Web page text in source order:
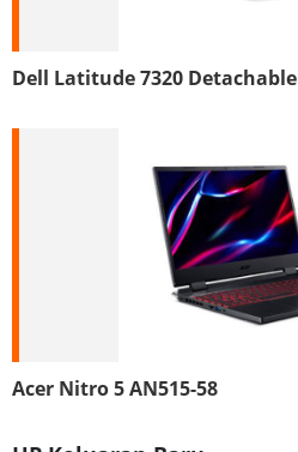
Dell Latitude 7320 Detachable
Acer Nitro 5 AN515-58